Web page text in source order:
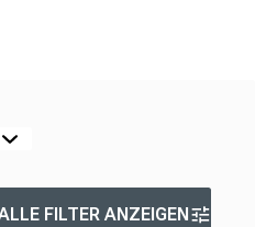
FILTER ANZEIGEN